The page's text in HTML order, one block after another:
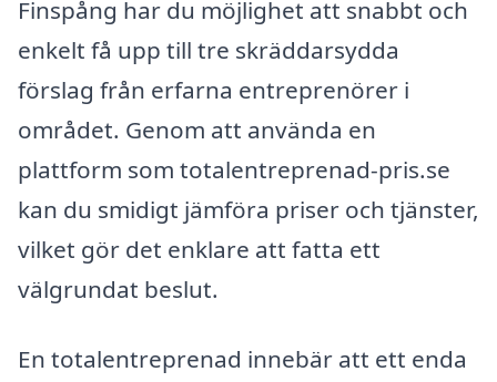
Finspång har du möjlighet att snabbt och
enkelt få upp till tre skräddarsydda
förslag från erfarna entreprenörer i
området. Genom att använda en
plattform som totalentreprenad-pris.se
kan du smidigt jämföra priser och tjänster,
vilket gör det enklare att fatta ett
välgrundat beslut.
En totalentreprenad innebär att ett enda